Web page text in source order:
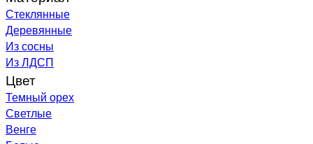
Стеклянные
Деревянные
Из сосны
Из ЛДСП
Цвет
Темный орех
Светлые
Венге